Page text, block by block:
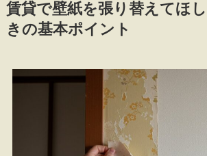
賃貸で壁紙を張り替えてほ
きの基本ポイント